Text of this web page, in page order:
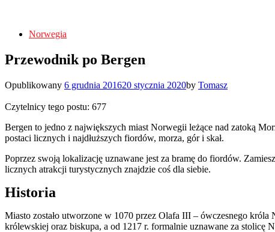
Norwegia
Przewodnik po Bergen
Opublikowany 6 grudnia 201620 stycznia 2020by Tomasz
Czytelnicy tego postu: 677
Bergen to jedno z największych miast Norwegii leżące nad zatoką
postaci licznych i najdłuższych fiordów, morza, gór i skał.
Poprzez swoją lokalizację uznawane jest za bramę do fiordów.
licznych atrakcji turystycznych znajdzie coś dla siebie.
Historia
Miasto zostało utworzone w 1070 przez Olafa III – ówczesnego
królewskiej oraz biskupa, a od 1217 r. formalnie uznawane za stolicę